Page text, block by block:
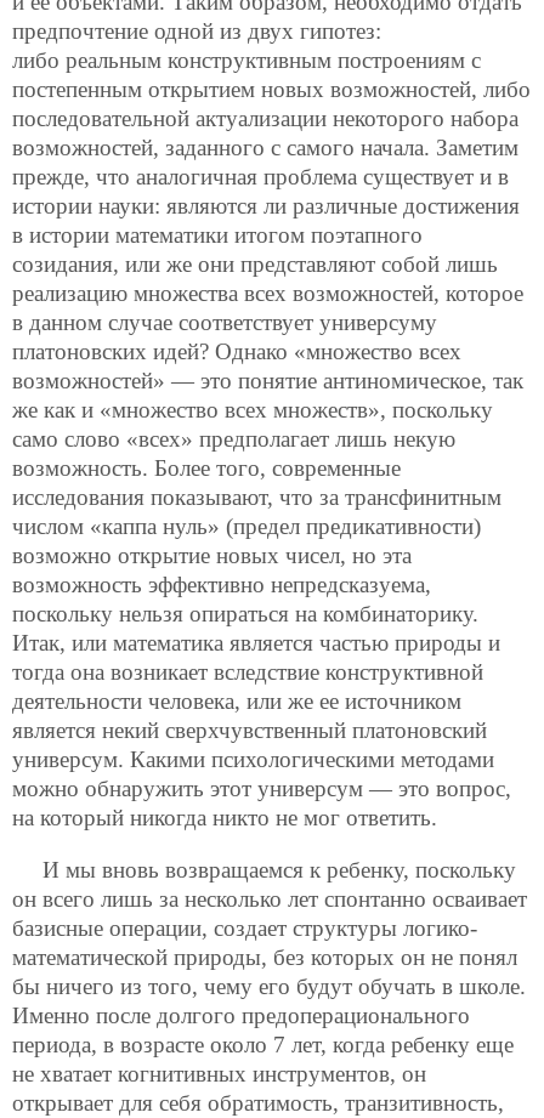
предпочтение одной из двух гипотез:
либо реальным конструктивным построениям с
постепенным открытием новых возможностей, либо
последовательной актуализации некоторого набора
возможностей, заданного с самого начала. Заметим
прежде, что аналогичная проблема существует и в
истории науки: являются ли различные достижения
в истории математики итогом поэтапного
созидания, или же они представляют собой лишь
реализацию множества всех возможностей, которое
в данном случае соответствует универсуму
платоновских идей? Однако «множество всех
возможностей» — это понятие антиномическое, так
же как и «множество всех множеств», поскольку
само слово «всех» предполагает лишь некую
возможность. Более того, современные
исследования показывают, что за трансфинитным
числом «каппа нуль» (предел предикативности)
возможно открытие новых чисел, но эта
возможность эффективно непредсказуема,
поскольку нельзя опираться на комбинаторику.
Итак, или математика является частью природы и
тогда она возникает вследствие конструктивной
деятельности человека, или же ее источником
является некий сверхчувственный платоновский
универсум. Какими психологическими методами
можно обнаружить этот универсум — это вопрос,
на который никогда никто не мог ответить.
И мы вновь возвращаемся к ребенку, поскольку
он всего лишь за несколько лет спонтанно осваивает
базисные операции, создает структуры логико-
математической природы, без которых он не понял
бы ничего из того, чему его будут обучать в школе.
Именно после долгого предоперационального
периода, в возрасте около 7 лет, когда ребенку еще
не хватает когнитивных инструментов, он
открывает для себя обратимость, транзитивность,